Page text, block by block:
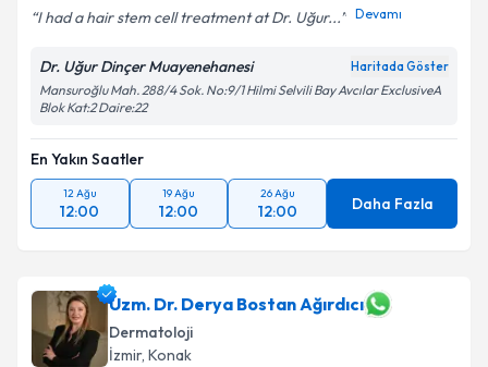
I had a hair stem cell treatment at Dr. Uğur... Devamı
Dr. Uğur Dinçer Muayenehanesi Haritada Göster
Mansuroğlu Mah. 288/4 Sok. No:9/1 Hilmi Selvili Bay Avcılar ExclusiveA
Blok Kat:2 Daire:22
En Yakın Saatler
12 Ağu
12:00
19 Ağu
12:00
26 Ağu
12:00 Daha Fazla
Uzm. Dr. Derya Bostan Ağırdıcı
Dermatoloji
İzmir, Konak